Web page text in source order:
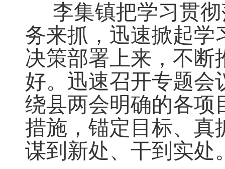
李集镇把学习贯
务来抓 ， 迅速掀起学
决策部署上来 ， 不断
好。迅速召开专题会
绕县两会明确的各项
措施，锚定目标、真
谋到新处、干到实处